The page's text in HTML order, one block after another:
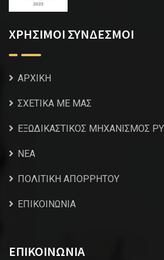
ΧΡΗΣΙΜΟΙ ΣΥΝΔΕΣΜΟΙ
ΑΡΧΙΚΗ
ΣΧΕΤΙΚΑ ΜΕ ΜΑΣ
ΕΞΩΔΙΚΑΣΤΙΚΟΣ ΜΗΧΑΝΙΣΜΟΣ
NEA
ΠΟΛΙΤΙΚΗ ΑΠΟΡΡΗΤΟΥ
ΕΠΙΚΟΙΝΩΝΙΑ
ΕΠΙΚΟΙΝΩΝΙΑ